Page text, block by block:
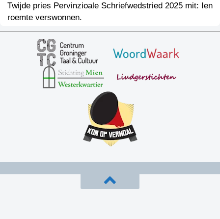
Twijde pries Pervinzioale Schriefwedstried 2025 mit: Ien
roemte verswonnen.